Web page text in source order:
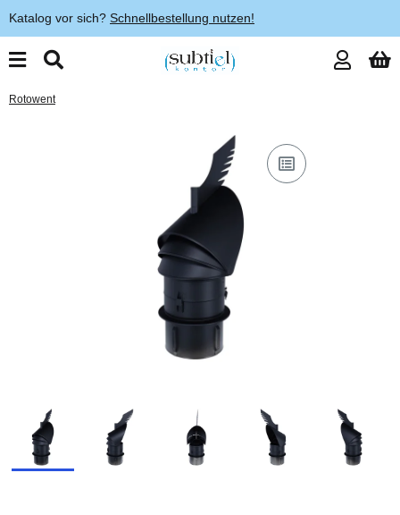
Katalog vor sich? Schnellbestellung nutzen!
Rotowent